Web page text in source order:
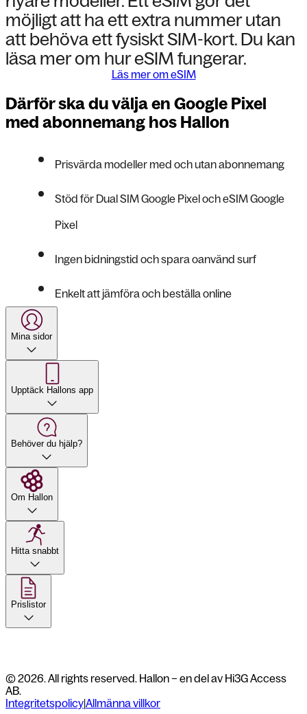
möjligt att ha ett extra nummer utan
att behöva ett fysiskt SIM-kort. Du kan
läsa mer om hur eSIM fungerar.
Läs mer om eSIM
Därför ska du välja en Google Pixel
med abonnemang hos Hallon
Prisvärda modeller med och utan abonnemang
Stöd för Dual SIM Google Pixel och eSIM Google
Pixel
Ingen bidningstid och spara oanvänd surf
Enkelt att jämföra och beställa online
Mina sidor
Upptäck Hallons app
Behöver du hjälp?
Om Hallon
Hitta snabbt
Prislistor
© 2026. All rights reserved. Hallon – en del av Hi3G Access
AB.
Integritetspolicy|Allmänna villkor